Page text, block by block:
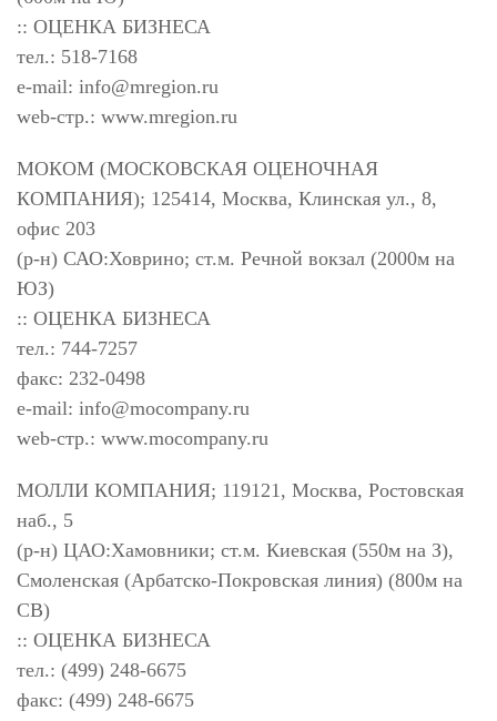
:: ОЦЕНКА БИЗНЕСА
тел.: 518-7168
e-mail: info@mregion.ru
web-стр.: www.mregion.ru
МОКОМ (МОСКОВСКАЯ ОЦЕНОЧНАЯ
КОМПАНИЯ); 125414, Москва, Клинская ул., 8,
офис 203
(р-н) САО:Ховрино; ст.м. Речной вокзал (2000м на
ЮЗ)
:: ОЦЕНКА БИЗНЕСА
тел.: 744-7257
факс: 232-0498
e-mail: info@mocompany.ru
web-стр.: www.mocompany.ru
МОЛЛИ КОМПАНИЯ; 119121, Москва, Ростовская
наб., 5
(р-н) ЦАО:Хамовники; ст.м. Киевская (550м на З),
Смоленская (Арбатско-Покровская линия) (800м на
СВ)
:: ОЦЕНКА БИЗНЕСА
тел.: (499) 248-6675
факс: (499) 248-6675